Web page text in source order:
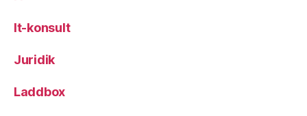
It-konsult
Juridik
Laddbox